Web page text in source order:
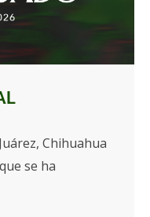
Chihuahua
se ha